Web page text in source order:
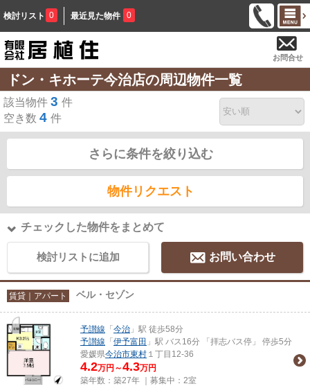
検討リスト 0 最近見た物件 0
お問合せ
ドン・キホーテ今治店の周辺物件一覧
該当物件 3 件
空き数 4 件
さらに条件を絞り込む
物件リクエスト
チェックした物件をまとめて
検討リストに追加 お問い合わせ
賃貸｜アパート ベル・セゾン
予讃線 「 今治 」駅 徒歩58分
予讃線 「 伊予富田 」駅 バス16分 「拝志バス停」 停歩5分
愛媛県今治市東村 １丁目12-36
4.2万円～4.3万円
築年数：築27年 ｜募集中： 2室